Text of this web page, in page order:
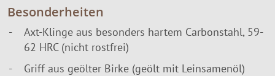
Besonderheiten
Axt-Klinge aus besonders hartem Carbonstahl, 59-
62 HRC (nicht rostfrei)
Griff aus geölter Birke (geölt mit Leinsamenöl)